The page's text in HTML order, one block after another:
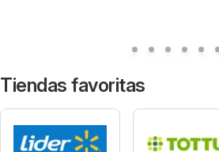
Tiendas favoritas